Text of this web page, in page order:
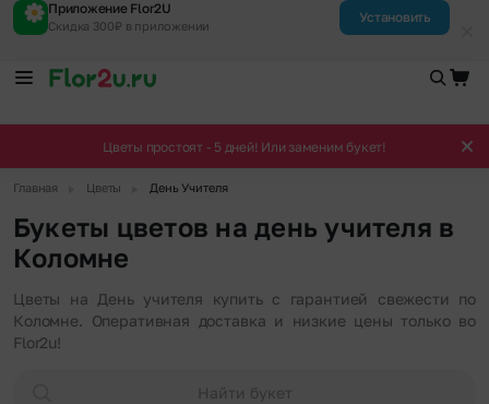
Приложение Flor2U
Скидка 300₽ в приложении
Установить
Цветы простоят - 5 дней! Или заменим букет!
Главная Цветы День Учителя
Букеты цветов на день учителя в
Коломне
Цветы на День учителя купить с гарантией свежести по
Коломне. Оперативная доставка и низкие цены только во
Flor2u!
Найти букет